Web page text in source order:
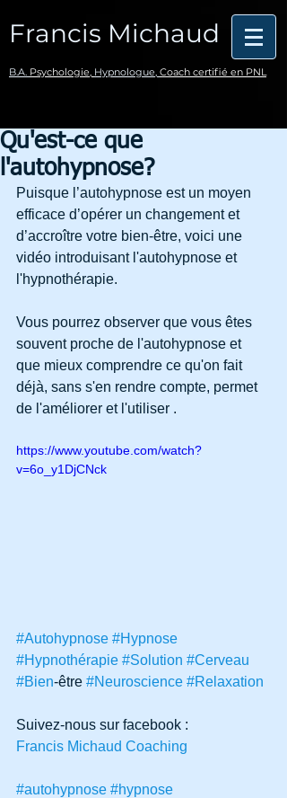
Francis Michaud
B.A. Psychologie, Hypnologue, Coach certifié en PNL
Qu'est-ce que
l'autohypnose?
Puisque l’autohypnose est un moyen
efficace d’opérer un changement et
d’accroître votre bien-être, voici une
vidéo introduisant l'autohypnose et
l'hypnothérapie.
Vous pourrez observer que vous êtes
souvent proche de l'autohypnose et
que mieux comprendre ce qu'on fait
déjà, sans s'en rendre compte, permet
de l'améliorer et l'utiliser .
https://www.youtube.com/watch?
v=6o_y1DjCNck
#Autohypnose #Hypnose
#Hypnothérapie #Solution #Cerveau
#Bien-être #Neuroscience #Relaxation
Suivez-nous sur facebook :
Francis Michaud Coaching
#autohypnose #hypnose